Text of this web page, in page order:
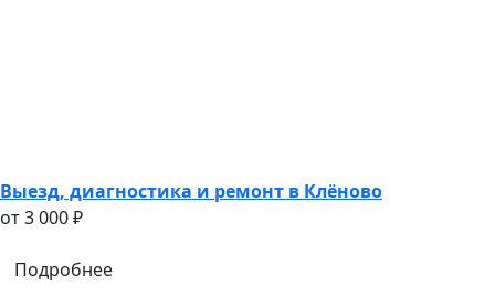
Выезд, диагностика и ремонт в Клёново
oт 3 000 ₽
Подробнее